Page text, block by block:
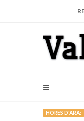
HORES D'ARA: